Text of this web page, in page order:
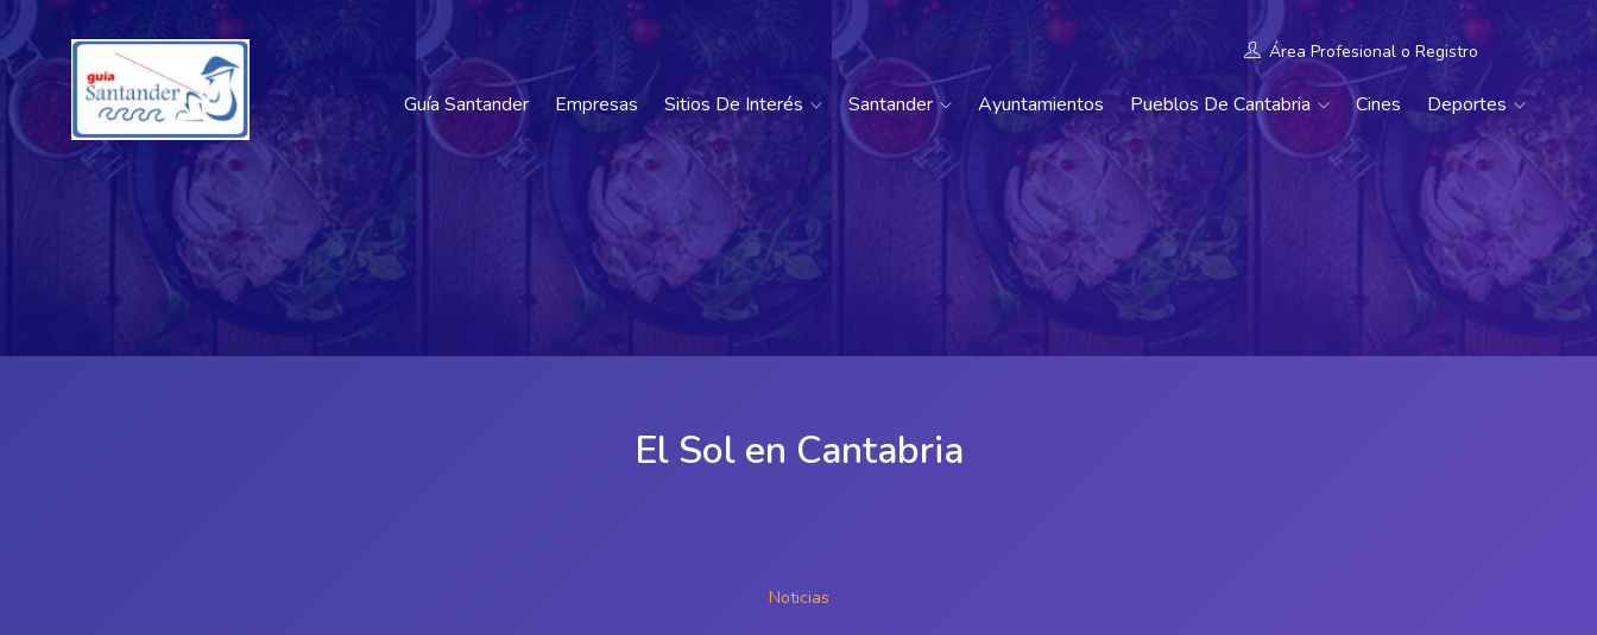
Área Profesional o Registro
Guía Santander Empresas Sitios De Interés Santander Ayuntamientos Pueblos De Cantabria Cines Deportes
El Sol en Cantabria
Noticias